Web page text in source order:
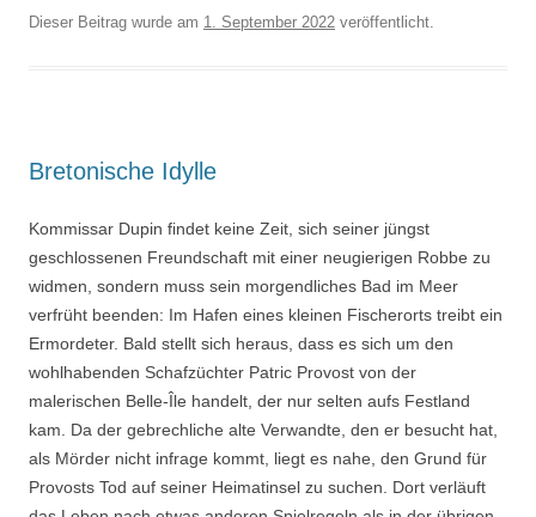
Dieser Beitrag wurde am 1. September 2022 veröffentlicht.
Bretonische Idylle
Kommissar Dupin findet keine Zeit, sich seiner jüngst
geschlossenen Freundschaft mit einer neugierigen Robbe zu
widmen, sondern muss sein morgendliches Bad im Meer
verfrüht beenden: Im Hafen eines kleinen Fischerorts treibt ein
Ermordeter. Bald stellt sich heraus, dass es sich um den
wohlhabenden Schafzüchter Patric Provost von der
malerischen Belle-Île handelt, der nur selten aufs Festland
kam. Da der gebrechliche alte Verwandte, den er besucht hat,
als Mörder nicht infrage kommt, liegt es nahe, den Grund für
Provosts Tod auf seiner Heimatinsel zu suchen. Dort verläuft